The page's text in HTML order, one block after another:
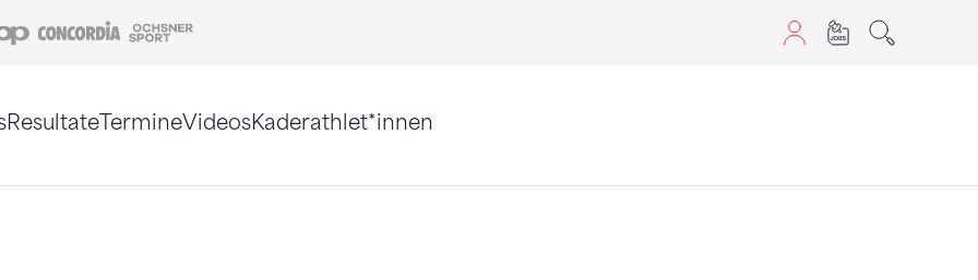
Coop Concordia
ResultateTermineVideosKaderathlet*innen